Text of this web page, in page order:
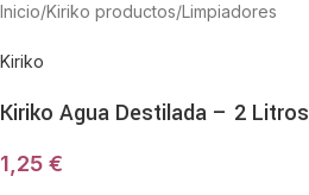
Inicio/Kiriko productos/Limpiadores
Kiriko
Kiriko Agua Destilada – 2 Litros
1,25 €